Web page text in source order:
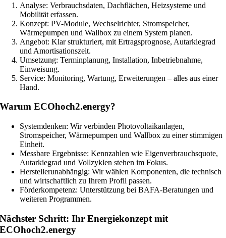
Analyse: Verbrauchsdaten, Dachflächen, Heizsysteme und
Mobilität erfassen.
Konzept: PV-Module, Wechselrichter, Stromspeicher,
Wärmepumpen und Wallbox zu einem System planen.
Angebot: Klar strukturiert, mit Ertragsprognose, Autarkiegrad
und Amortisationszeit.
Umsetzung: Terminplanung, Installation, Inbetriebnahme,
Einweisung.
Service: Monitoring, Wartung, Erweiterungen – alles aus einer
Hand.
Warum ECOhoch2.energy?
Systemdenken: Wir verbinden Photovoltaikanlagen,
Stromspeicher, Wärmepumpen und Wallbox zu einer stimmigen
Einheit.
Messbare Ergebnisse: Kennzahlen wie Eigenverbrauchsquote,
Autarkiegrad und Vollzyklen stehen im Fokus.
Herstellerunabhängig: Wir wählen Komponenten, die technisch
und wirtschaftlich zu Ihrem Profil passen.
Förderkompetenz: Unterstützung bei BAFA-Beratungen und
weiteren Programmen.
Nächster Schritt: Ihr Energiekonzept mit
ECOhoch2.energy